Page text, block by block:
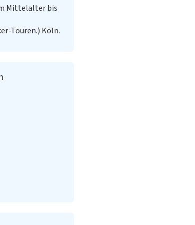
Mittelalter bis
Touren.) Köln.